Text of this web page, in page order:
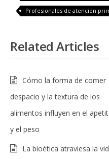
Profesionales de atención
Related Articles
Cómo la forma de comer
despacio y la textura de los
alimentos influyen en el
y el peso
La bioética atraviesa la